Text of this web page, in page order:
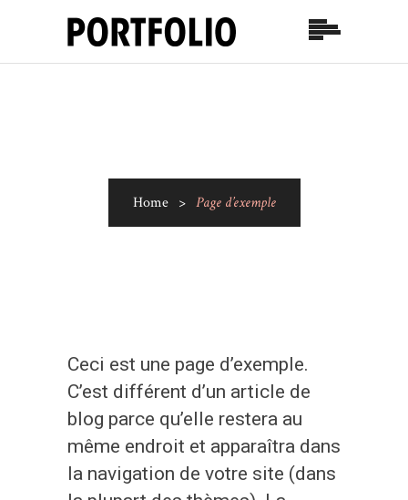
Home > Page d’exemple
Ceci est une page d’exemple.
C’est différent d’un article de
blog parce qu’elle restera au
même endroit et apparaîtra dans
la navigation de votre site (dans